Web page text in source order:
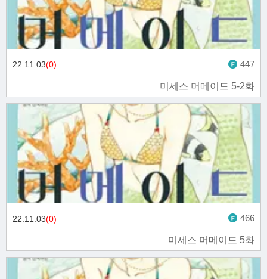
미세스 머메이드 5-2화
22.11.03(0) 447
미세스 머메이드 5화
22.11.03(0) 466